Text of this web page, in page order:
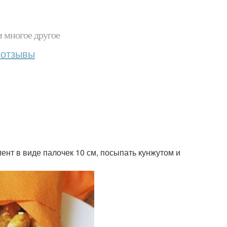
другое
отзывы
в виде палочек 10 см, посыпать кунжутом и